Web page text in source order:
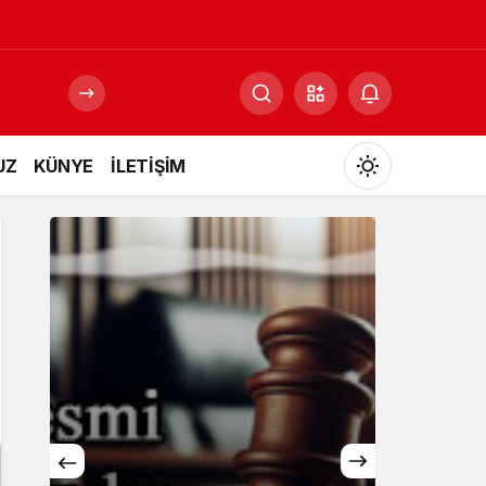
KÜNYE İLETİŞİM
Mod
değiştir
Gündüz Modu
Gündüz modunu seçin.
Gece Modu
Gece modunu seçin.